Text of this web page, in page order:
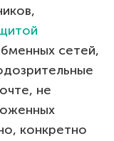
сетей,
не
конкретно